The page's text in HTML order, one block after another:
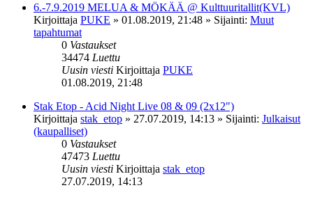
6.-7.9.2019 MELUA & MÖKÄÄ @ Kulttuuritallit(KVL)
Kirjoittaja PUKE » 01.08.2019, 21:48 » Sijainti: Muut
tapahtumat
0 Vastaukset
34474 Luettu
Uusin viesti Kirjoittaja PUKE
01.08.2019, 21:48
Stak Etop - Acid Night Live 08 & 09 (2x12")
Kirjoittaja stak_etop » 27.07.2019, 14:13 » Sijainti: Julkaisut
(kaupalliset)
0 Vastaukset
47473 Luettu
Uusin viesti Kirjoittaja stak_etop
27.07.2019, 14:13